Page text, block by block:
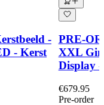
-
- Kerst
PRE-
XXL
Display
€679.95
Pre-order